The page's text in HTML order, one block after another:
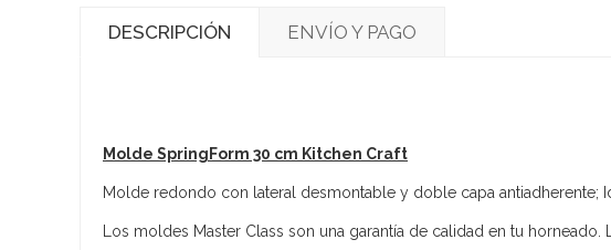
DESCRIPCIÓN ENVÍO Y PAGO
Molde SpringForm 30 cm Kitchen Craft
Molde redondo con lateral desmontable y doble capa antiadherente;
Los moldes Master Class son una garantía de calidad en tu